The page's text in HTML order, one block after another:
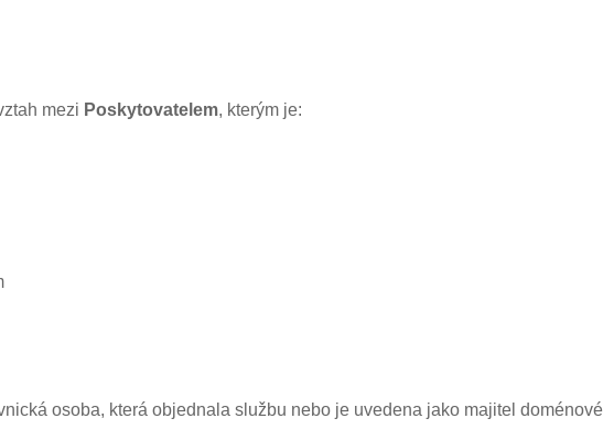
mezi Poskytovatelem, kterým je:
osoba, která objednala službu nebo je uvedena jako majitel